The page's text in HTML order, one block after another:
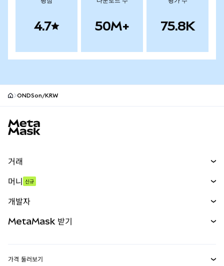
4.7 50M+ 75.8K
ONDSon/KRW
거래
무기한 선물
실물자산
머니 신규
개발자
MetaMask 받기
가격 둘러보기